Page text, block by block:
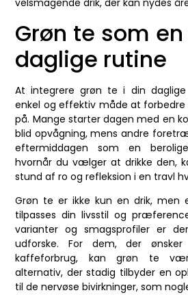
velsmagende drik, der kan nydes
Grøn te som
daglige rutine
At integrere grøn te i din
enkel og effektiv måde at
på. Mange starter dagen med en
blid opvågning, mens andre
eftermiddagen som en
hvornår du vælger at drikke den,
stund af ro og refleksion i en travl
Grøn te er ikke kun en drik, men
tilpasses din livsstil og
varianter og smagsprofiler er
udforske. For dem, der
kaffeforbrug, kan grøn te
alternativ, der stadig tilbyder en
til de nervøse bivirkninger, som